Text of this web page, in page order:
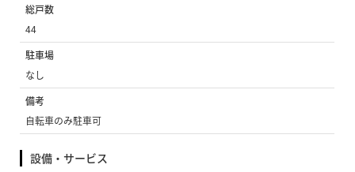
総戸数
44
駐車場
なし
備考
自転車のみ駐車可
設備・サービス